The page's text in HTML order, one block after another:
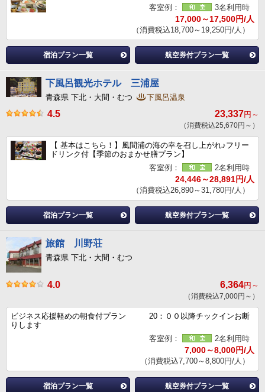
客室例：
3名利用時
17,000～17,500円/人
（消費税込18,700～19,250円/人）
宿泊プラン一覧 航空券付プラン一覧
下風呂観光ホテル 三浦屋
青森県 下北・大間・むつ 下風呂温泉
4.5 23,337円～
（消費税込25,670円～）
【 基本はこちら！】風間浦の海の幸を召し上がれ♪フリー
ドリンク付【季節のおまかせ膳プラン】
客室例：
2名利用時
24,446～28,891円/人
（消費税込26,890～31,780円/人）
宿泊プラン一覧 航空券付プラン一覧
旅館 川野荘
青森県 下北・大間・むつ
4.0 6,364円～
（消費税込7,000円～）
ビジネス応援軽めの朝食付プラン 20：００以降チックインお断
りします
客室例：
2名利用時
7,000～8,000円/人
（消費税込7,700～8,800円/人）
宿泊プラン一覧 航空券付プラン一覧